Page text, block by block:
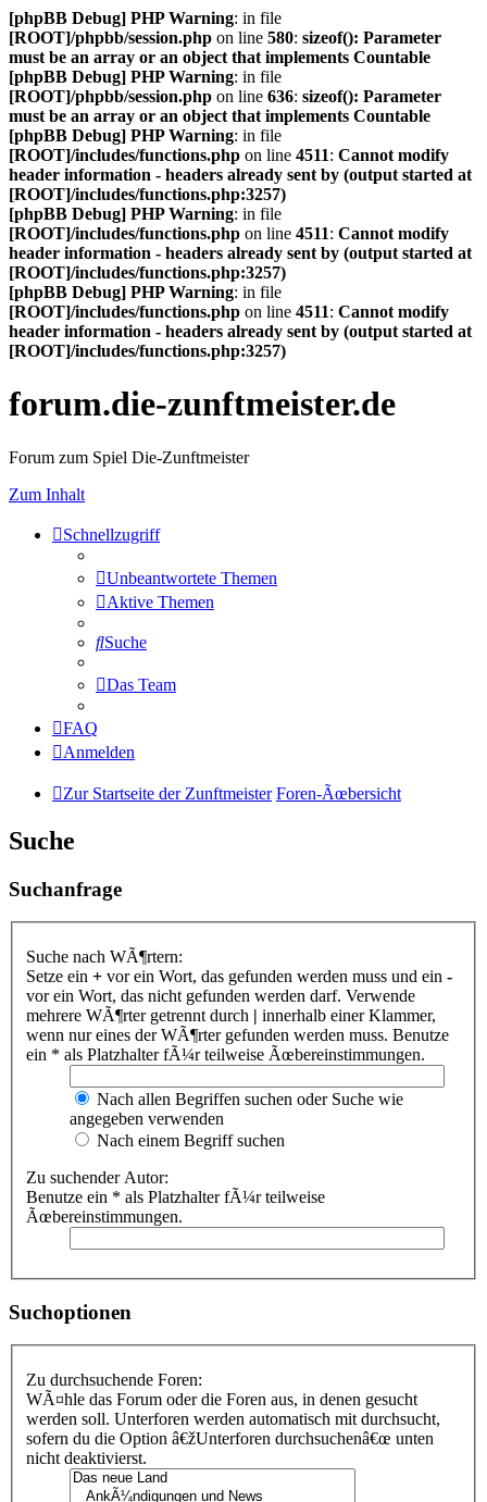
[phpBB Debug] PHP Warning: in file
[ROOT]/phpbb/session.php on line 580: sizeof(): Parameter
must be an array or an object that implements Countable
[phpBB Debug] PHP Warning: in file
[ROOT]/phpbb/session.php on line 636: sizeof(): Parameter
must be an array or an object that implements Countable
[phpBB Debug] PHP Warning: in file
[ROOT]/includes/functions.php on line 4511: Cannot modify
header information - headers already sent by (output started at
[ROOT]/includes/functions.php:3257)
[phpBB Debug] PHP Warning: in file
[ROOT]/includes/functions.php on line 4511: Cannot modify
header information - headers already sent by (output started at
[ROOT]/includes/functions.php:3257)
[phpBB Debug] PHP Warning: in file
[ROOT]/includes/functions.php on line 4511: Cannot modify
header information - headers already sent by (output started at
[ROOT]/includes/functions.php:3257)
forum.die-zunftmeister.de
Forum zum Spiel Die-Zunftmeister
Zum Inhalt
Schnellzugriff
Unbeantwortete Themen
Aktive Themen
Suche
Das Team
FAQ
Anmelden
Zur Startseite der Zunftmeister Foren-Ãœbersicht
Suche
Suchanfrage
Suche nach WÃ¶rtern:
Setze ein + vor ein Wort, das gefunden werden muss und ein -
vor ein Wort, das nicht gefunden werden darf. Verwende
mehrere WÃ¶rter getrennt durch | innerhalb einer Klammer,
wenn nur eines der WÃ¶rter gefunden werden muss. Benutze
ein * als Platzhalter fÃ¼r teilweise Ãœbereinstimmungen.
Nach allen Begriffen suchen oder Suche wie
angegeben verwenden
Nach einem Begriff suchen
Zu suchender Autor:
Benutze ein * als Platzhalter fÃ¼r teilweise
Ãœbereinstimmungen.
Suchoptionen
Zu durchsuchende Foren:
WÃ¤hle das Forum oder die Foren aus, in denen gesucht
werden soll. Unterforen werden automatisch mit durchsucht,
sofern du die Option â€žUnterforen durchsuchenâ€œ unten
nicht deaktivierst.